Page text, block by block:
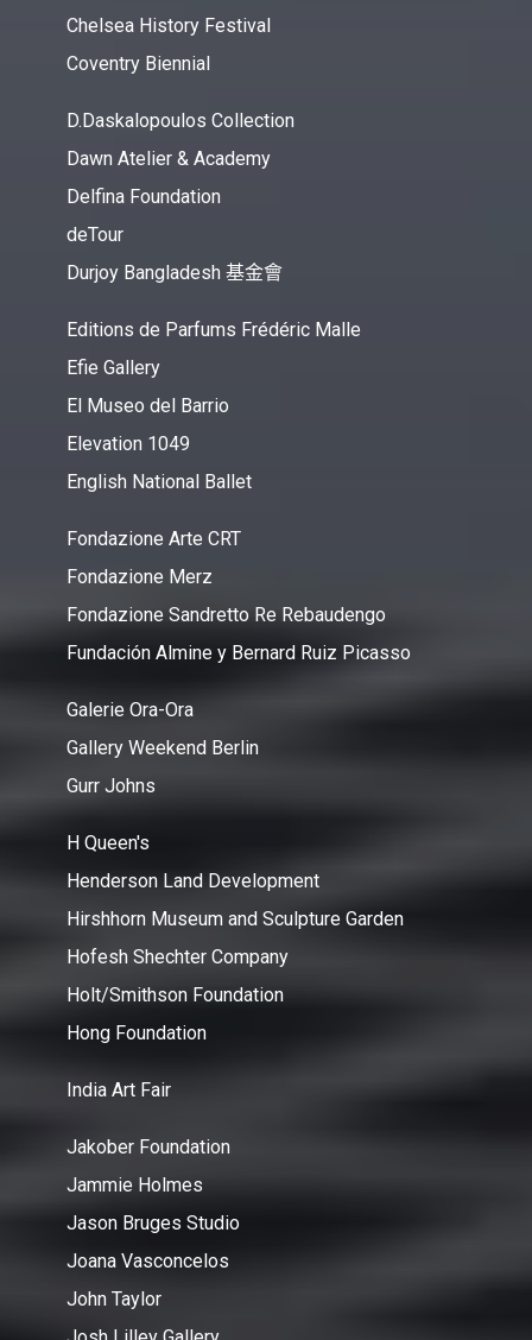
Chelsea History Festival
Coventry Biennial
D.Daskalopoulos Collection
Dawn Atelier & Academy
Delfina Foundation
deTour
Durjoy Bangladesh 基金會
Editions de Parfums Frédéric Malle
Efie Gallery
El Museo del Barrio
Elevation 1049
English National Ballet
Fondazione Arte CRT
Fondazione Merz
Fondazione Sandretto Re Rebaudengo
Fundación Almine y Bernard Ruiz Picasso
Galerie Ora-Ora
Gallery Weekend Berlin
Gurr Johns
H Queen's
Henderson Land Development
Hirshhorn Museum and Sculpture Garden
Hofesh Shechter Company
Holt/Smithson Foundation
Hong Foundation
India Art Fair
Jakober Foundation
Jammie Holmes
Jason Bruges Studio
Joana Vasconcelos
John Taylor